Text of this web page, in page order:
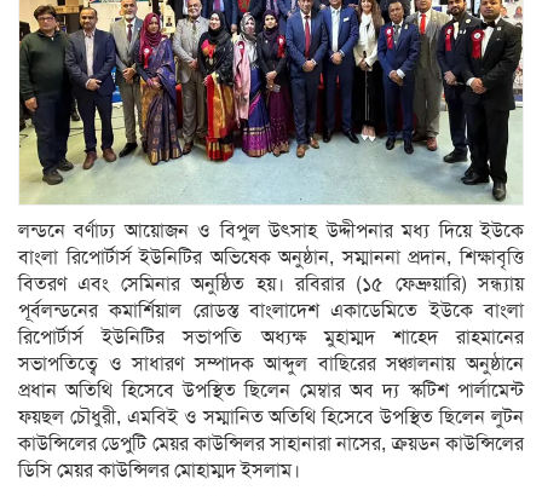
লন্ডনে বর্ণাঢ্য আয়োজন ও বিপুল উৎসাহ উদ্দীপনার মধ্য দিয়ে ইউকে
বাংলা রিপোর্টার্স ইউনিটির অভিষেক অনুষ্ঠান, সম্মাননা প্রদান, শিক্ষাবৃত্তি
বিতরণ এবং সেমিনার অনুষ্ঠিত হয়। রবিরার (১৫ ফেব্রুয়ারি) সন্ধ্যায়
পূর্বলন্ডনের কমার্শিয়াল রোডস্ত বাংলাদেশ একাডেমিতে ইউকে বাংলা
রিপোর্টার্স ইউনিটির সভাপতি অধ্যক্ষ মুহাম্মদ শাহেদ রাহমানের
সভাপতিত্বে ও সাধারণ সম্পাদক আব্দুল বাছিরের সঞ্চালনায় অনুষ্ঠানে
প্রধান অতিথি হিসেবে উপস্থিত ছিলেন মেম্বার অব দ্য স্কটিশ পার্লামেন্ট
ফয়ছল চৌধুরী, এমবিই ও সম্মানিত অতিথি হিসেবে উপস্থিত ছিলেন লুটন
কাউন্সিলের ডেপুটি মেয়র কাউন্সিলর সাহানারা নাসের, ক্রয়ডন কাউন্সিলের
ডিসি মেয়র কাউন্সিলর মোহাম্মদ ইসলাম।